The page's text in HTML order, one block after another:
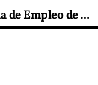
Inserta Empleo se suma a la Feria de Empleo de Aguadulce para impulsar la inserción de mayores de 45 años con discapacidad